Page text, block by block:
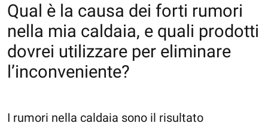
Qual è la causa dei forti rumori
nella mia caldaia, e quali prodotti
dovrei utilizzare per eliminare
l’inconveniente?
I rumori nella caldaia sono il risultato